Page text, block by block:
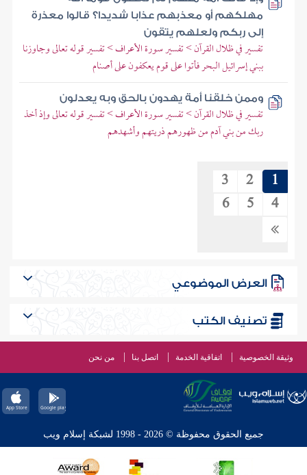
مهلكهم أو معذبهم عذابا شديدا؟ قالوا معذرة
إلى ربكم ولعلهم يتقون
تفسير في ظلال القرآن > تفسير سورة الأعراف > تفسير قوله تعالى وجاوزنا
ببني إسرائيل البحر فأتوا على قوم يعكفون على أصنام
وممن خلقنا أمة يهدون بالحق وبه يعدلون
تفسير في ظلال القرآن > تفسير سورة الأعراف > تفسير قوله تعالى وإذ أخذ
ربك من بني آدم من ظهورهم ذريتهم وأشهدهم
1
2
3
4
5
6
العرض الموضوعي
تصنيف الكتب
وثيقة الخصوصية اتفاقية الخدمة اتصل بنا من نحن
جميع الحقوق محفوظة © 2026 - 1998 لشبكة إسلام ويب